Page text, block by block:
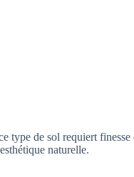
type de sol requiert
naturelle.